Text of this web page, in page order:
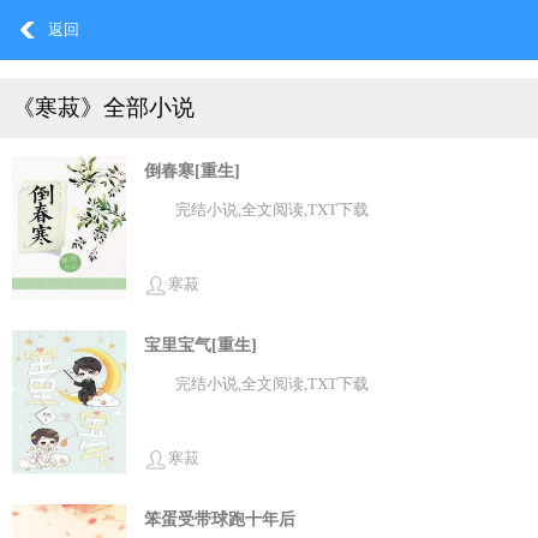
返回
《寒菽》全部小说
倒春寒[重生]
完结小说,全文阅读,TXT下载
寒菽
宝里宝气[重生]
完结小说,全文阅读,TXT下载
寒菽
笨蛋受带球跑十年后